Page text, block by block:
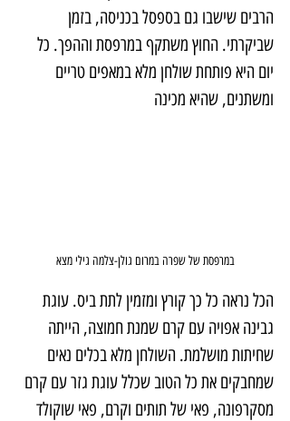
הרבים שישבו גם בספסל בכניסה, בזמן
שביקרתי. החוץ משתקף במרפסת וההפך. כל
יום היא פותחת שולחן מלא במאפים טריים
ומשתנים, שהיא מכינה
במרפסת של שפרה במרום גולן-צלמה גילי מצא
הכל נראה כל כך קורץ ומזמין לתת ביס. עוגת
גבינה אפויה עם קרם שמנת חמוצה, הייתה
שחיתות מושלמת. השולחן מלא בכלים נאים
שמחבקים את כל הטוב שכלל עוגת גזר עם קרם
מסקרפונה, פאי של תותים וקרם, פאי שוקולד